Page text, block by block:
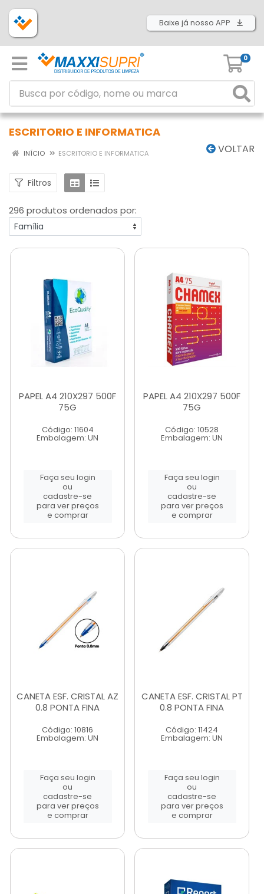
Baixe já nosso APP
0
ESCRITORIO E INFORMATICA
VOLTAR
INÍCIO ESCRITORIO E INFORMATICA
Filtros
296 produtos ordenados por:
PAPEL A4 210X297 500F
75G
Código: 11604
Embalagem: UN
Faça seu login
ou
cadastre-se
para ver preços
e comprar
PAPEL A4 210X297 500F
75G
Código: 10528
Embalagem: UN
Faça seu login
ou
cadastre-se
para ver preços
e comprar
CANETA ESF. CRISTAL AZ
0.8 PONTA FINA
Código: 10816
Embalagem: UN
Faça seu login
ou
cadastre-se
para ver preços
e comprar
CANETA ESF. CRISTAL PT
0.8 PONTA FINA
Código: 11424
Embalagem: UN
Faça seu login
ou
cadastre-se
para ver preços
e comprar